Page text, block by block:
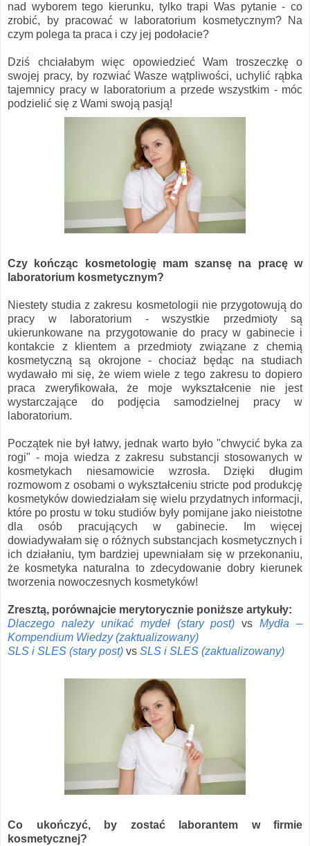
nad wyborem tego kierunku, tylko trapi Was pytanie - co
zrobić, by pracować w laboratorium kosmetycznym? Na
czym polega ta praca i czy jej podołacie?
Dziś chciałabym więc opowiedzieć Wam troszeczkę o
swojej pracy, by rozwiać Wasze wątpliwości, uchylić rąbka
tajemnicy pracy w laboratorium a przede wszystkim - móc
podzielić się z Wami swoją pasją!
Czy kończąc kosmetologię mam szansę na pracę w
laboratorium kosmetycznym?
Niestety studia z zakresu kosmetologii nie przygotowują do
pracy w laboratorium - wszystkie przedmioty są
ukierunkowane na przygotowanie do pracy w gabinecie i
kontakcie z klientem a przedmioty związane z chemią
kosmetyczną są okrojone - chociaż będąc na studiach
wydawało mi się, że wiem wiele z tego zakresu to dopiero
praca zweryfikowała, że moje wykształcenie nie jest
wystarczające do podjęcia samodzielnej pracy w
laboratorium.
Początek nie był łatwy, jednak warto było "chwycić byka za
rogi" - moja wiedza z zakresu substancji stosowanych w
kosmetykach niesamowicie wzrosła. Dzięki długim
rozmowom z osobami o wykształceniu stricte pod produkcję
kosmetyków dowiedziałam się wielu przydatnych informacji,
które po prostu w toku studiów były pomijane jako nieistotne
dla osób pracujących w gabinecie. Im więcej
dowiadywałam się o różnych substancjach kosmetycznych i
ich działaniu, tym bardziej upewniałam się w przekonaniu,
że kosmetyka naturalna to zdecydowanie dobry kierunek
tworzenia nowoczesnych kosmetyków!
Zresztą, porównajcie merytorycznie poniższe artykuły:
Dlaczego należy unikać mydeł (stary post) vsMydła –
Kompendium Wiedzy (zaktualizowany)
SLS i SLES (stary post) vs SLS i SLES (zaktualizowany)
Co ukończyć, by zostać laborantem w firmie
kosmetycznej?